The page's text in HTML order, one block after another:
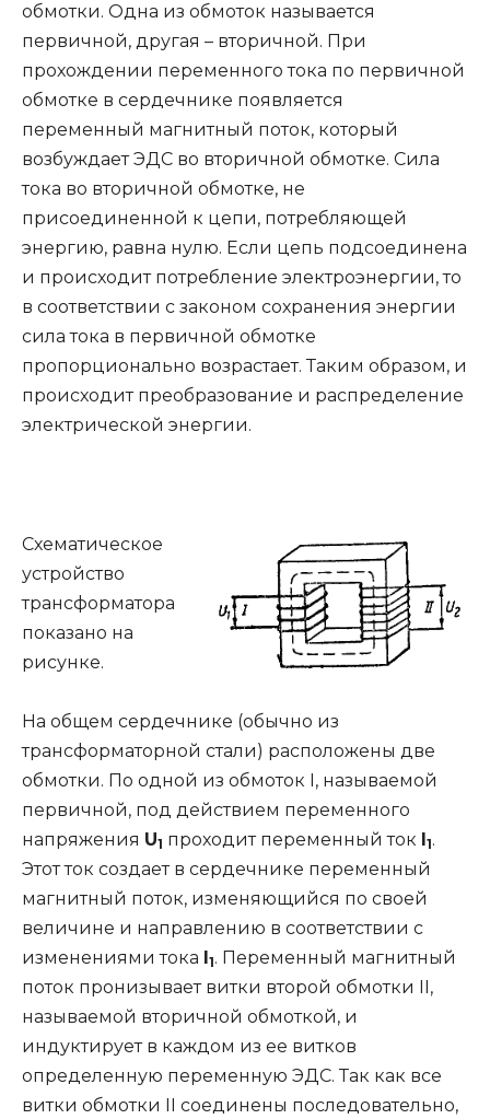
обмотки. Одна из обмоток называется
первичной, другая – вторичной. При
прохождении переменного тока по первичной
обмотке в сердечнике появляется
переменный магнитный поток, который
возбуждает ЭДС во вторичной обмотке. Сила
тока во вторичной обмотке, не
присоединенной к цепи, потребляющей
энергию, равна нулю. Если цепь подсоединена
и происходит потребление электроэнергии, то
в соответствии с законом сохранения энергии
сила тока в первичной обмотке
пропорционально возрастает. Таким образом, и
происходит преобразование и распределение
электрической энергии.
Схематическое
устройство
трансформатора
показано на
рисунке.
На общем сердечнике (обычно из
трансформаторной стали) расположены две
обмотки. По одной из обмоток I, называемой
первичной, под действием переменного
напряжения U1 проходит переменный ток 1.
Этот ток создает в сердечнике переменный
магнитный поток, изменяющийся по своей
величине и направлению в соответствии с
изменениями тока
1. Переменный магнитный
поток пронизывает витки второй обмотки II,
называемой вторичной обмоткой, и
индуктирует в каждом из ее витков
определенную переменную ЭДС. Так как все
витки обмотки II соединены последовательно,